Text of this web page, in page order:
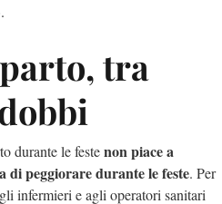
tra
durante le festenon piace a
di peggiorare durante le feste. Per
infermieri e agli operatori sanitari